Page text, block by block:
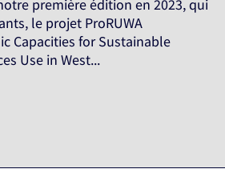
première édition en 2023, qui
le projet ProRUWA
Capacities for Sustainable
Use in West...